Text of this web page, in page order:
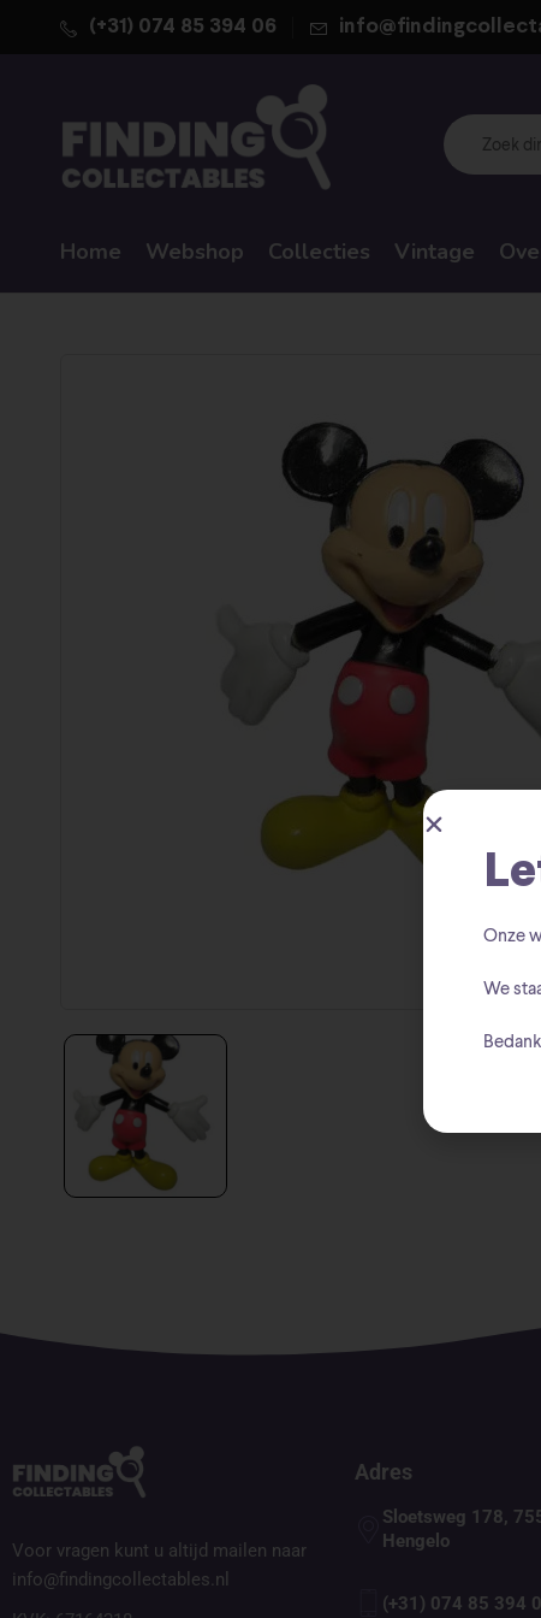
(+31) 074 85 394 06
Home Webshop Collecties Vintage
Voor vragen kunt u altijd mailen naar
info@findingcollectables.nl
Adres
Sloetsweg 178,
Hengelo
(+31) 074 85 394
Onze
We